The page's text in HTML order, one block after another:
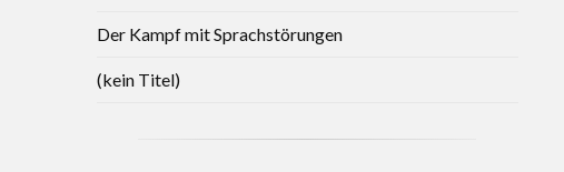
Der Kampf mit Sprachstörungen
(kein Titel)